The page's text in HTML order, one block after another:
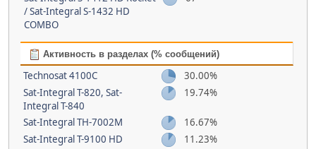
/ Sat-Integral S-1432 HD
COMBO
Активность в разделах (% сообщений)
Technosat 4100C
30.00%
Sat-Integral T-820, Sat-
Integral T-840
19.74%
Sat-Integral TH-7002M
16.67%
Sat-Integral T-9100 HD
11.23%